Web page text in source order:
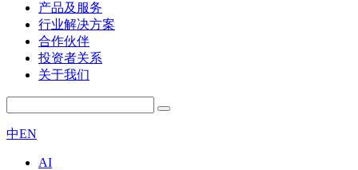
产品及服务
行业解决方案
合作伙伴
投资者关系
关于我们
中EN
AI